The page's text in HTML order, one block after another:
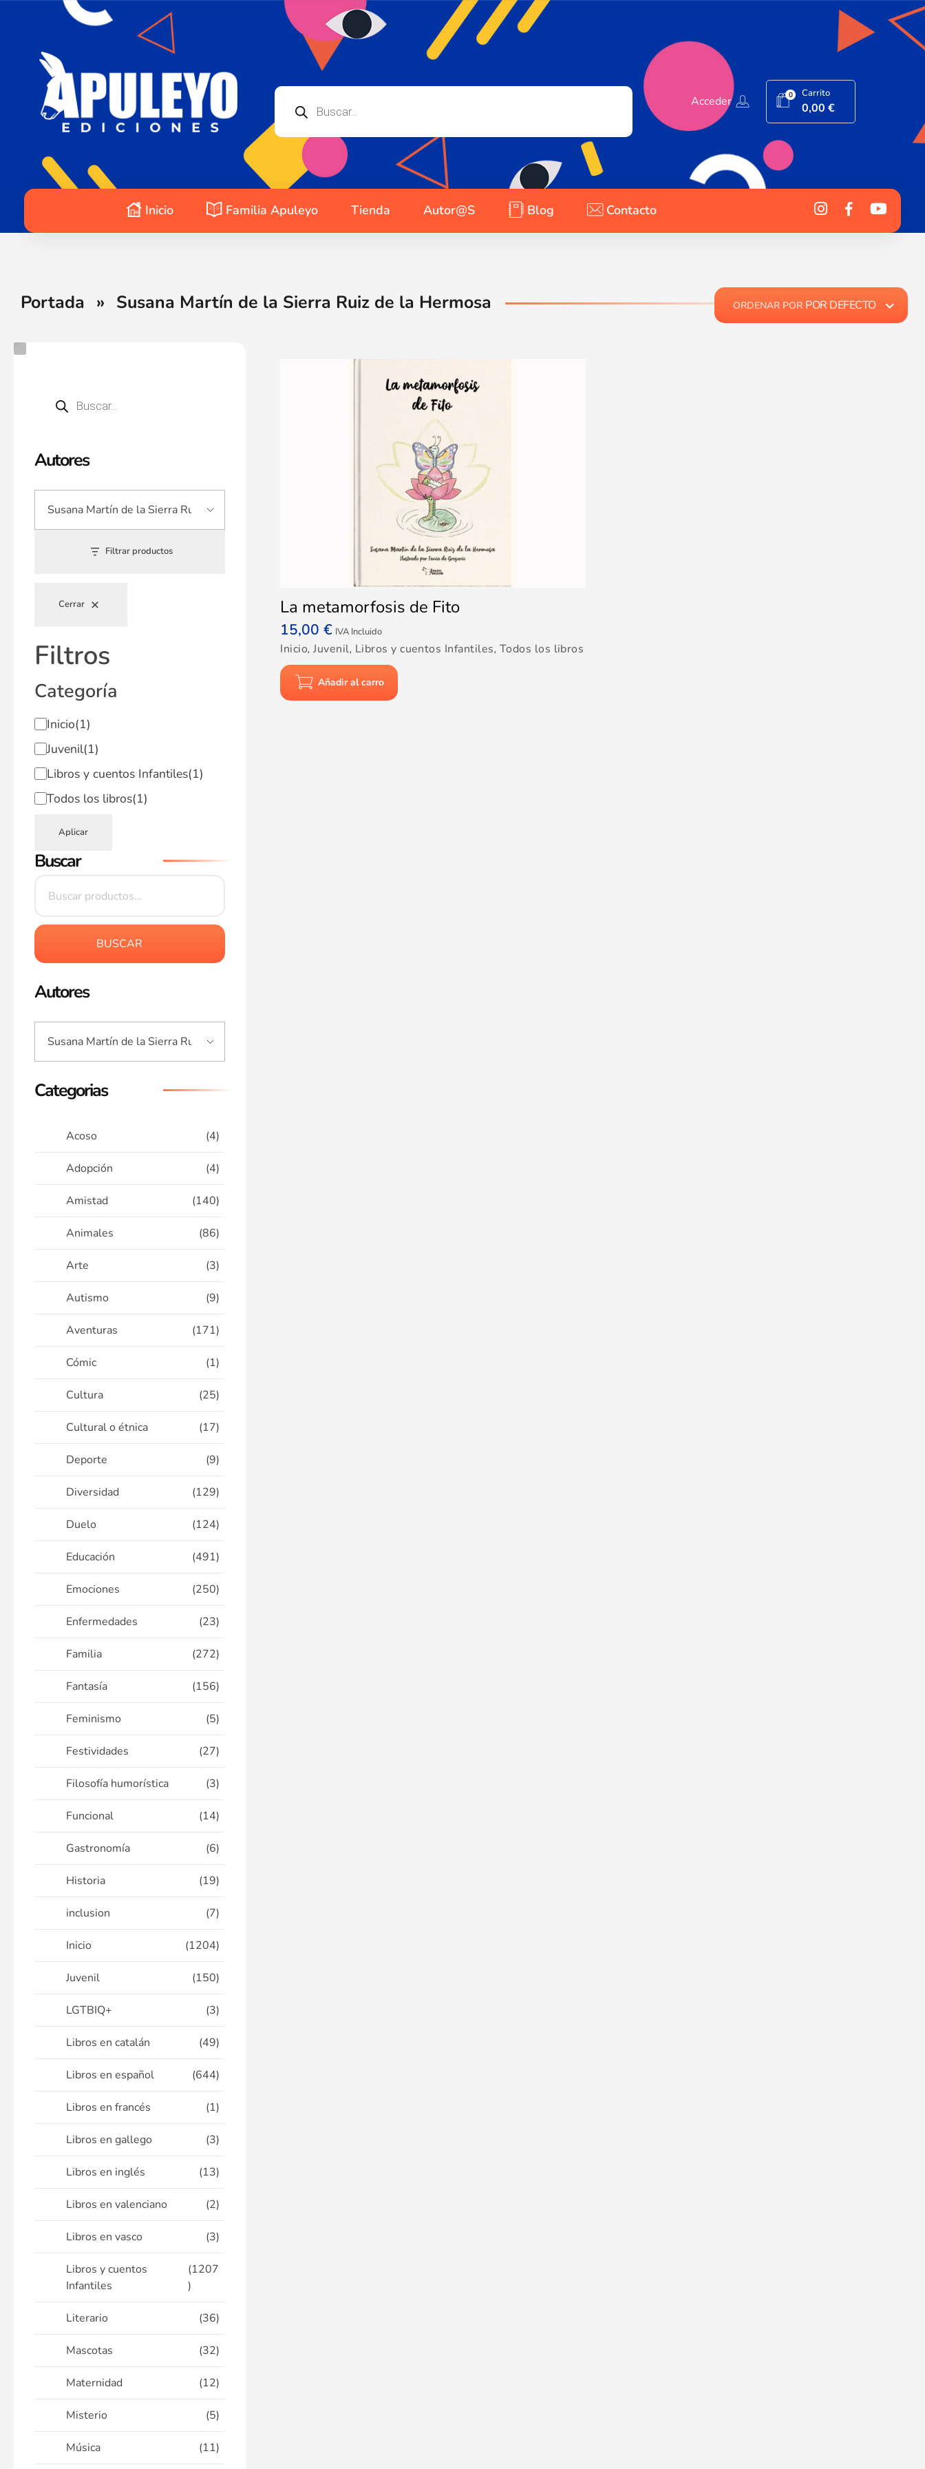
Acceder 0 Carrito
0,00€
Inicio Familia Apuleyo Tienda Autor@s Blog Contacto
Portada » Susana Martín de la Sierra Ruiz de la Hermosa
Autores
Filtrar productos
Cerrar
Filtros
Categoría
Inicio(1)
Juvenil(1)
Libros y cuentos Infantiles(1)
Todos los libros(1)
Aplicar
Buscar
BUSCAR
Autores
Categorias
Acoso (4)
Adopción (4)
Amistad (140)
Animales (86)
Arte (3)
Autismo (9)
Aventuras (171)
Cómic (1)
Cultura (25)
Cultural o étnica (17)
Deporte (9)
Diversidad (129)
Duelo (124)
Educación (491)
Emociones (250)
Enfermedades (23)
Familia (272)
Fantasía (156)
Feminismo (5)
Festividades (27)
Filosofía humorística (3)
Funcional (14)
Gastronomía (6)
Historia (19)
inclusion (7)
Inicio (1204)
Juvenil (150)
LGTBIQ+ (3)
Libros en catalán (49)
Libros en español (644)
Libros en francés (1)
Libros en gallego (3)
Libros en inglés (13)
Libros en valenciano (2)
Libros en vasco (3)
Libros y cuentos
Infantiles
(1207
)
Literario (36)
Mascotas (32)
Maternidad (12)
Misterio (5)
Música (11)
ORDENAR POR POR DEFECTO
La metamorfosis de Fito
15,00€ IVA Incluido
Inicio,Juvenil, Libros y cuentos Infantiles, Todos los libros
Añadir al carro